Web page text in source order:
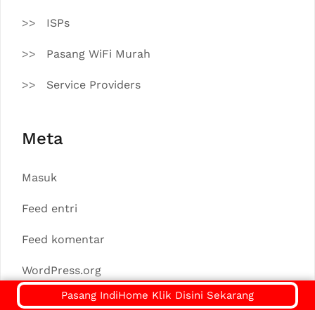
ISPs
Pasang WiFi Murah
Service Providers
Meta
Masuk
Feed entri
Feed komentar
WordPress.org
Pasang IndiHome Klik Disini Sekarang